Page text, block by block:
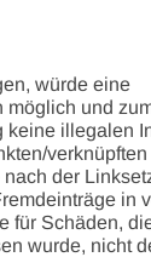
würde eine
und
keine illegalen
der
in
für Schäden,
wurde, nicht